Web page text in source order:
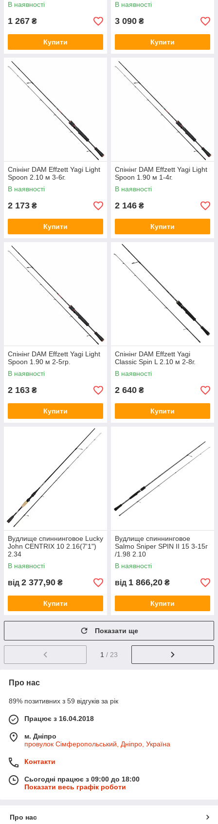
В наявності
1 267 ₴
Купити
В наявності
3 090 ₴
Купити
Спінінг DAM Effzett Yagi Light
Spoon 2.10 м 3-6г.
В наявності
2 173 ₴
Купити
Спінінг DAM Effzett Yagi Light
Spoon 1.90 м 1-4г.
В наявності
2 146 ₴
Купити
Спінінг DAM Effzett Yagi Light
Spoon 1.90 м 2-5гр.
В наявності
2 163 ₴
Купити
Спінінг DAM Effzett Yagi
Classic Spin L 2.10 м 2-8г.
В наявності
2 640 ₴
Купити
Вудлище спиннинговое Lucky
John CENTRIX 10 2.16(7'1")
2.34
В наявності
від 2 377,90 ₴
Купити
Вудлище спиннинговое
Salmo Sniper SPIN II 15 3-15г
/1.98 2.10
В наявності
від 1 866,20 ₴
Купити
Показати ще
1 / 23
Про нас
89% позитивних з 59 відгуків за рік
Працює з 16.04.2018
м. Дніпро
провулок Сімферопольський, Дніпро, Україна
Контакти
Сьогодні працює з 09:00 до 18:00
Показати весь графік роботи
Про нас